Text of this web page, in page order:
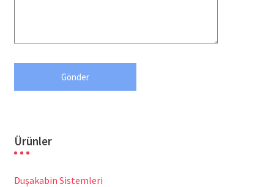
Ürünler
Duşakabin Sistemleri